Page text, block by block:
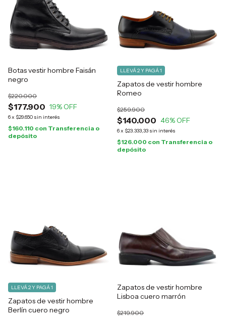
Botas vestir hombre Faisán
negro
$177.900
$220.000
19% OFF
6x $29.650 sin interés
$160.110 con Transferencia o
depósito
Zapatos de vestir hombre
Romeo
$140.000
$259.900
46% OFF
6x $23.333,33 sin interés
LLEVÁ 2 Y PAGÁ 1
$126.000 con Transferencia o
depósito
Zapatos de vestir hombre
Berlín cuero negro
LLEVÁ 2 Y PAGÁ 1
Zapatos de vestir hombre
Lisboa cuero marrón
$219.900